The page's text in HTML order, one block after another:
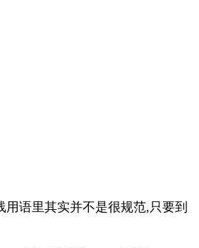
语里其实并不是很规范,只要到